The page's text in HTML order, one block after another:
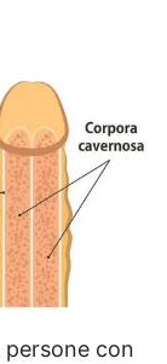
con